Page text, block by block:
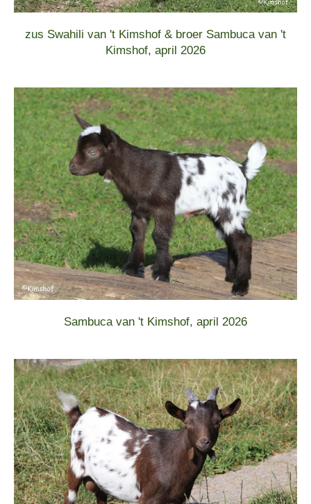
zus Swahili van 't Kimshof & broer Sambuca van 't
Kimshof, april 2026
Sambuca van 't Kimshof, april 2026